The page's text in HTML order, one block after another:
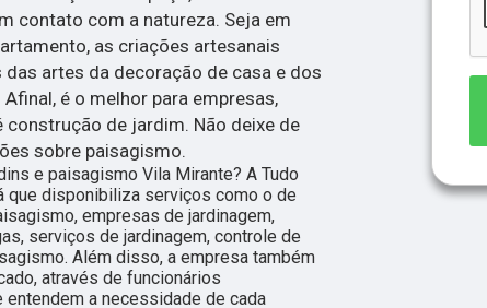
contato com a natureza. Seja em
as criações artesanais
artes da decoração de casa e dos
é o melhor para empresas,
de jardim. Não deixe de
sobre paisagismo.
e paisagismo Vila Mirante? A Tudo
que disponibiliza serviços como o de
empresas de jardinagem,
serviços de jardinagem, controle de
Além disso, a empresa também
através de funcionários
a necessidade de cada